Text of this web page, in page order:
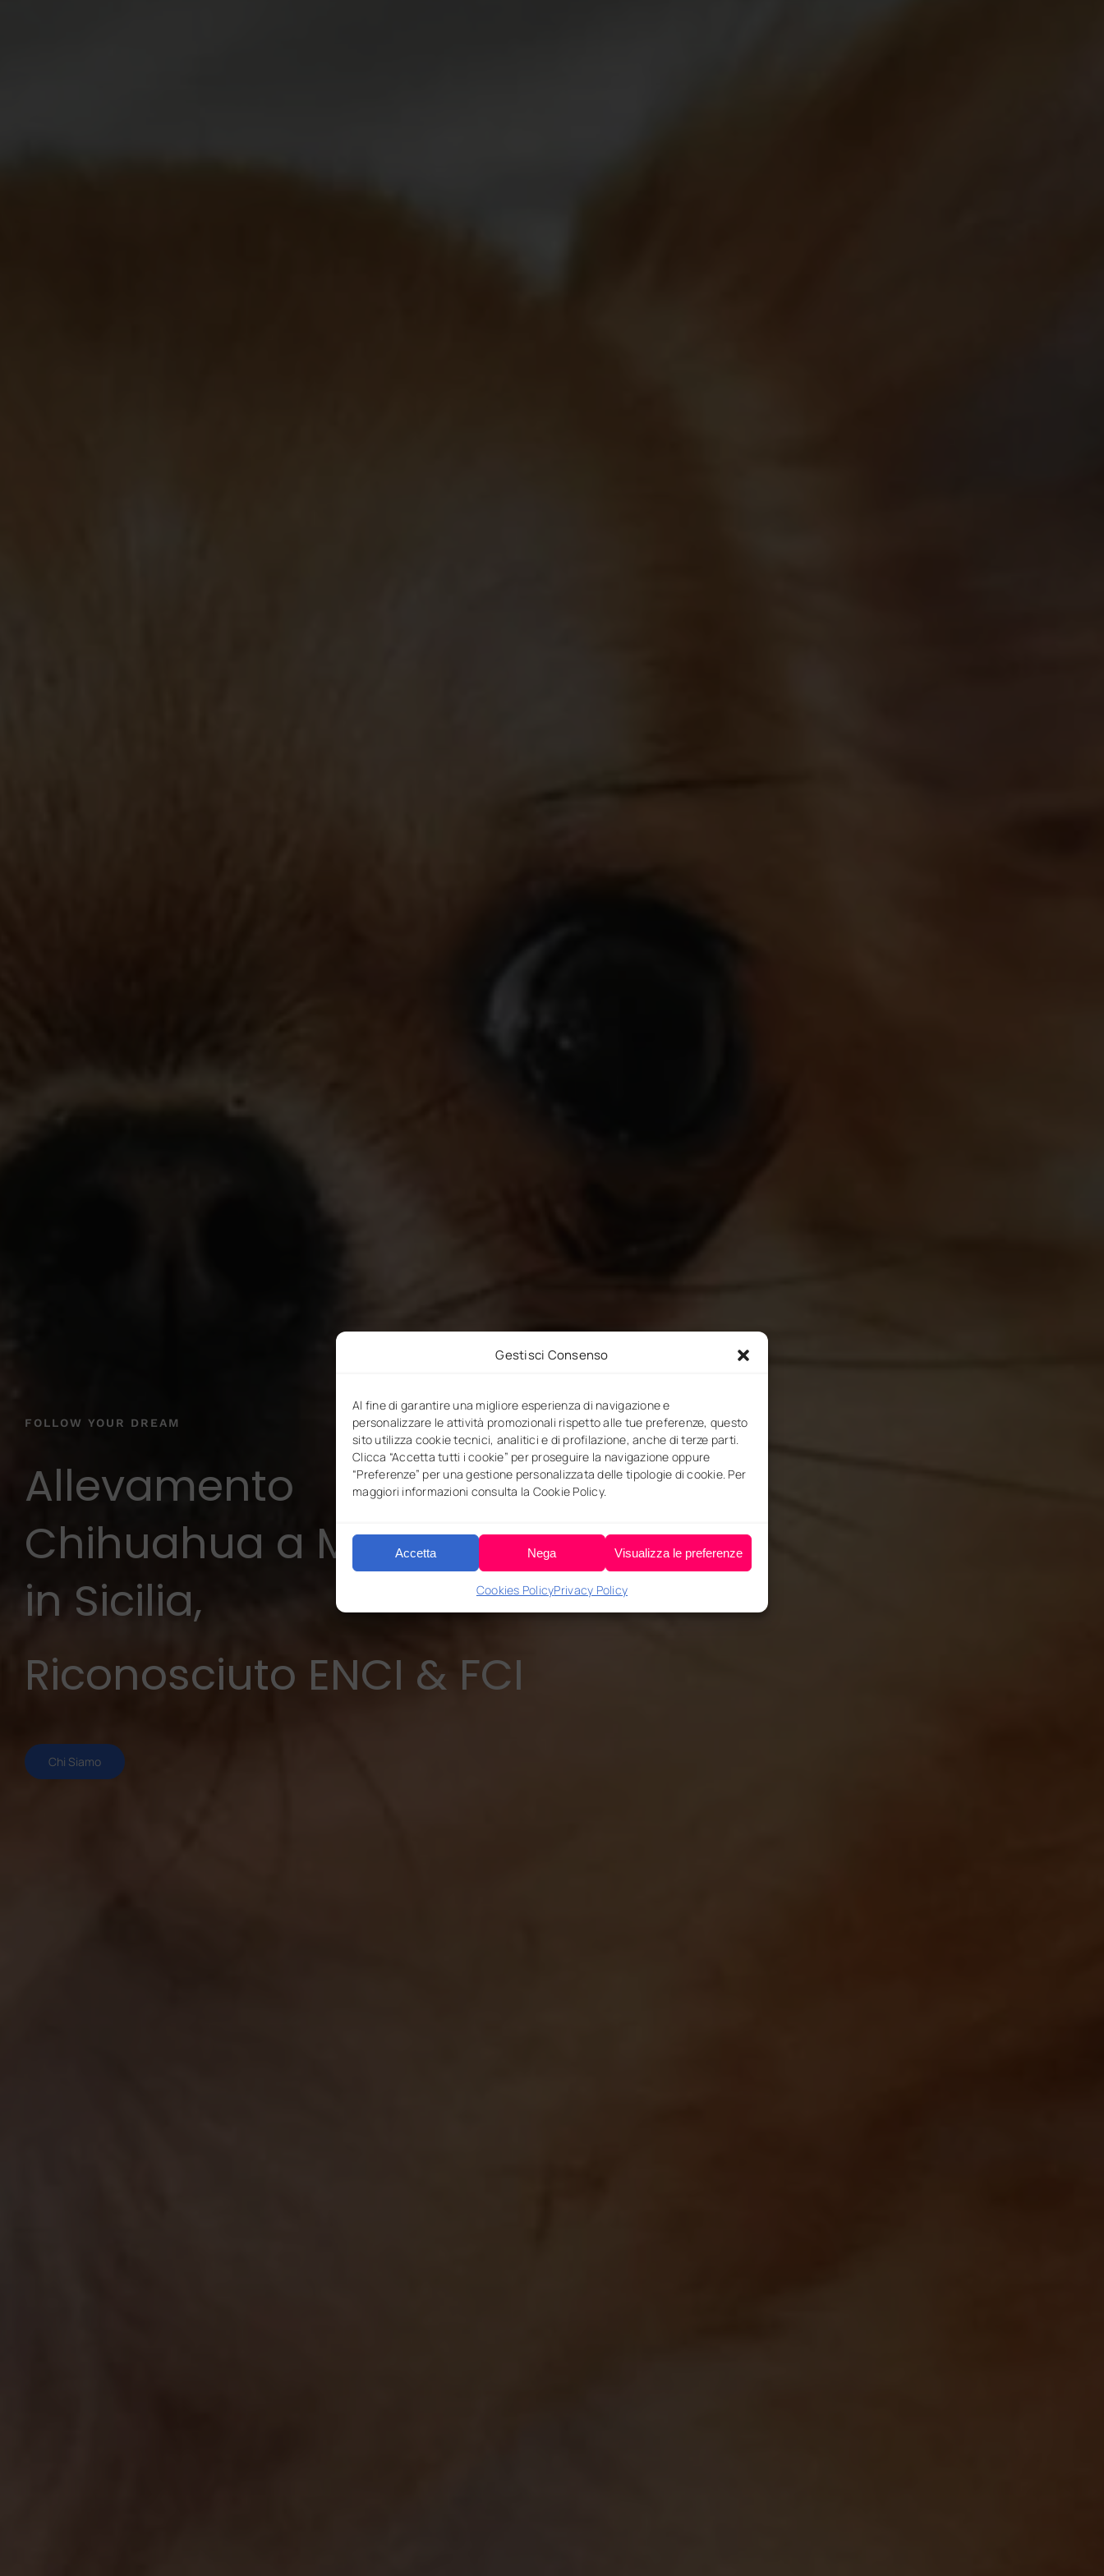
Gestisci Consenso
Al fine di garantire una migliore esperienza di navigazione e
personalizzare le attività promozionali rispetto alle tue preferenze, questo
sito utilizza cookie tecnici, analitici e di profilazione, anche di terze parti.
Clicca “Accetta tutti i cookie” per proseguire la navigazione oppure
“Preferenze” per una gestione personalizzata delle tipologie di cookie. Per
maggiori informazioni consulta la Cookie Policy.
Accetta Nega Visualizza le preferenze
Cookies PolicyPrivacy Policy
FOLLOW YOUR DREAM
Allevamento
Chihuahua a Messina,
in Sicilia,
Riconosciuto ENCI & FCI
Chi Siamo